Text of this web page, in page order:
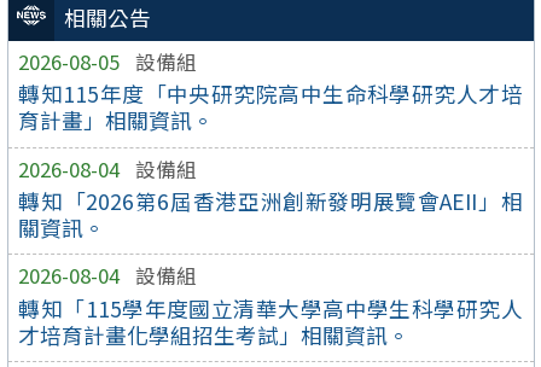
相關公告
2026-08-05 設備組
轉知115年度「中央研究院高中生命科學研究人才培
育計畫」相關資訊。
2026-08-04 設備組
轉知「2026第6屆香港亞洲創新發明展覽會AEII」相
關資訊。
2026-08-04 設備組
轉知「115學年度國立清華大學高中學生科學研究人
才培育計畫化學組招生考試」相關資訊。